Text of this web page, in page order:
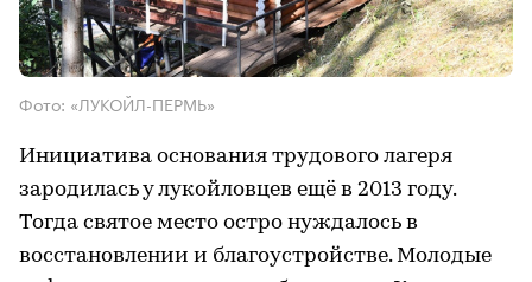
Фото: «ЛУКОЙЛ-ПЕРМЬ»
Инициатива основания трудового лагеря
зародилась у лукойловцев ещё в 2013 году.
Тогда святое место остро нуждалось в
восстановлении и благоустройстве. Молодые